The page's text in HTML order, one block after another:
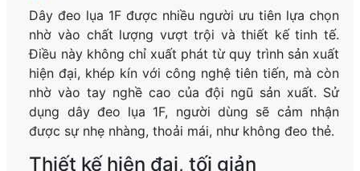
Dây đeo lụa 1F được nhiều người ưu tiên lựa chọn
nhờ vào chất lượng vượt trội và thiết kế tinh tế.
Điều này không chỉ xuất phát từ quy trình sản xuất
hiện đại, khép kín với công nghệ tiên tiến, mà còn
nhờ vào tay nghề cao của đội ngũ sản xuất. Sử
dụng dây đeo lụa 1F, người dùng sẽ cảm nhận
được sự nhẹ nhàng, thoải mái, như không đeo thẻ.
Thiết kế hiện đại, tối giản